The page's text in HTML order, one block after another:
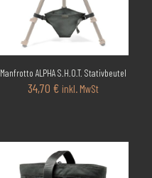
Manfrotto ALPHA S.H.O.T. Stativbeutel
34,70€ inkl. MwSt